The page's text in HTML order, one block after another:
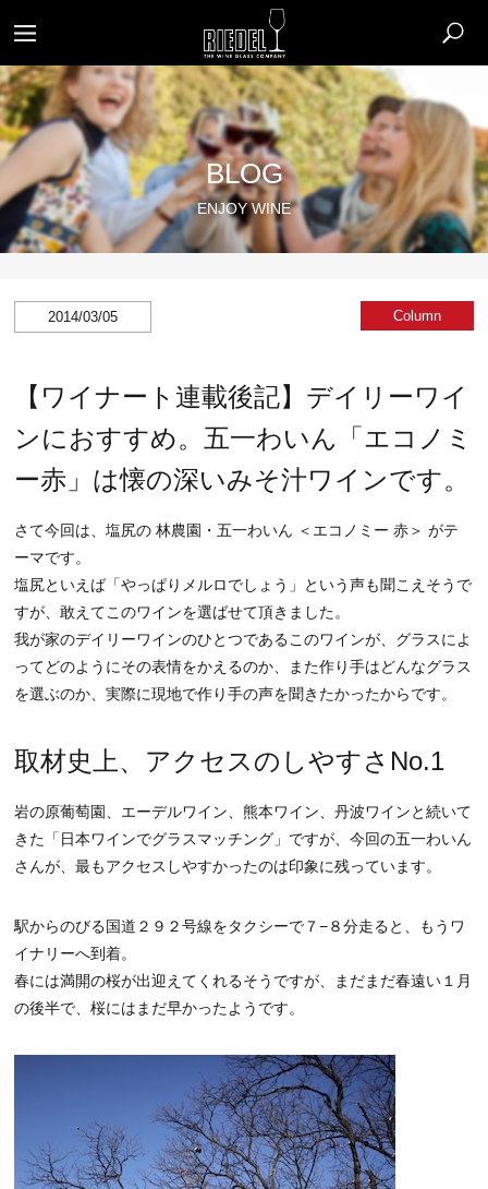
BLOG
ENJOY WINE
2014/03/05 Column
【ワイナート連載後記】デイリーワイ
ンにおすすめ。五一わいん「エコノミ
ー赤」は懐の深いみそ汁ワインです。
さて今回は、塩尻の 林農園・五一わいん ＜エコノミー 赤＞ がテ
ーマです。
塩尻といえば「やっぱりメルロでしょう」という声も聞こえそうで
すが、敢えてこのワインを選ばせて頂きました。
我が家のデイリーワインのひとつであるこのワインが、グラスによ
ってどのようにその表情をかえるのか、また作り手はどんなグラス
を選ぶのか、実際に現地で作り手の声を聞きたかったからです。
取材史上、アクセスのしやすさNo.1
岩の原葡萄園、エーデルワイン、熊本ワイン、丹波ワインと続いて
きた「日本ワインでグラスマッチング」ですが、今回の五一わいん
さんが、最もアクセスしやすかったのは印象に残っています。
駅からのびる国道２９２号線をタクシーで７−８分走ると、もうワ
イナリーへ到着。
春には満開の桜が出迎えてくれるそうですが、まだまだ春遠い１月
の後半で、桜にはまだ早かったようです。